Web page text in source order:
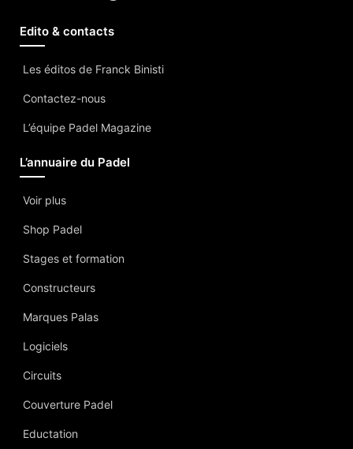
Edito & contacts
Les éditos de Franck Binisti
Contactez-nous
L’équipe Padel Magazine
L’annuaire du Padel
Voir plus
Shop Padel
Stages et formation
Constructeurs
Marques Palas
Logiciels
Circuits
Couverture Padel
Eductation